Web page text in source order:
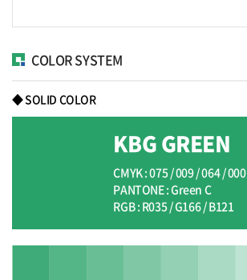
COLOR SYSTEM
◆ SOLID COLOR
KBG GREEN
CMYK : 075 / 009 / 064 / 000
PANTONE : Green C
RGB : R035 / G166 / B121